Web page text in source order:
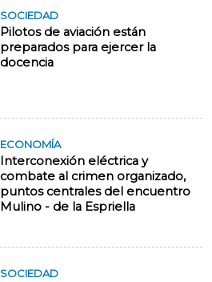
SOCIEDAD
Pilotos de aviación están
preparados para ejercer la
docencia
ECONOMÍA
Interconexión eléctrica y
combate al crimen organizado,
puntos centrales del encuentro
Mulino - de la Espriella
SOCIEDAD